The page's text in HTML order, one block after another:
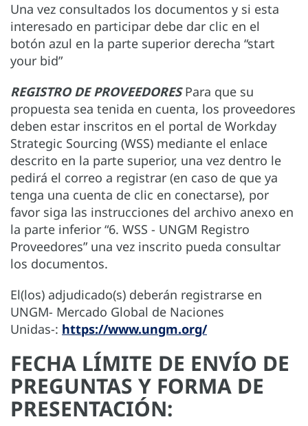
Una vez consultados los documentos y si esta
interesado en participar debe dar clic en el
botón azul en la parte superior derecha “start
your bid”
REGISTRO DE PROVEEDORESPara que su
propuesta sea tenida en cuenta, los proveedores
deben estar inscritos en el portal de Workday
Strategic Sourcing (WSS) mediante el enlace
descrito en la parte superior, una vez dentro le
pedirá el correo a registrar (en caso de que ya
tenga una cuenta de clic en conectarse), por
favor siga las instrucciones del archivo anexo en
la parte inferior “6. WSS - UNGM Registro
Proveedores” una vez inscrito pueda consultar
los documentos.
El(los) adjudicado(s) deberán registrarse en
UNGM- Mercado Global de Naciones
Unidas-: https://www.ungm.org/
FECHA LÍMITE DE ENVÍO DE
PREGUNTAS Y FORMA DE
PRESENTACIÓN: